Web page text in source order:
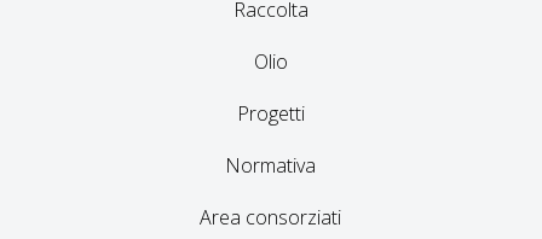
Raccolta
Olio
Progetti
Normativa
Area consorziati